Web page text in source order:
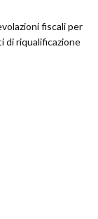
fiscali per
riqualificazione